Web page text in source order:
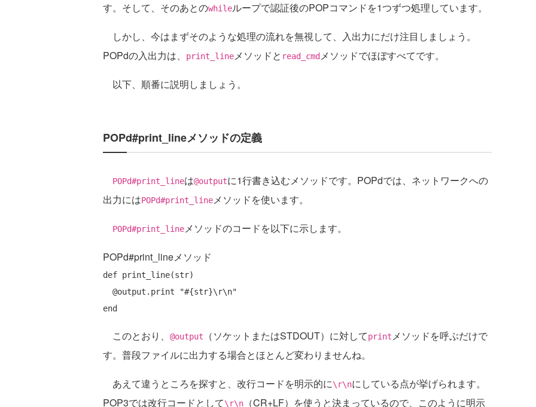
す。そして、そのあとのwhileループで認証後のPOPコマンドを1つずつ処理しています。
しかし、今はまずそのような処理の流れを無視して、入出力にだけ注目しましょう。
POPdの入出力は、
print_lineメソッドと read_cmd メソッドでほぼすべてです。
以下、順番に説明しましょう。
POPd#print_lineメソッドの定義
POPd#print_lineは@outputに1行書き込むメソッドです。POPdでは、ネットワークへの
出力にはPOPd#print_lineメソッドを使います。
POPd#print_lineメソッドのコードを以下に示します。
POPd#print_lineメソッド
def print_line(str)
  @output.print
"#{str}\r\n"
end
このとおり、 @output （ソケットまたはSTDOUT）に対してprintメソッドを呼ぶだけで
す。普段ファイルに出力する場合とほとんど変わりませんね。
あえて違うところを探すと、改行コードを明示的に\r\nにしている点が挙げられます。
POP3では改行コードとして\r\n （CR+LF）を使うと決まっているので、このように明示